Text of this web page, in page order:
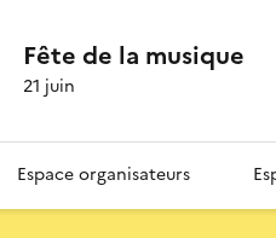
Fête de la musique
21 juin
Espace organisateurs